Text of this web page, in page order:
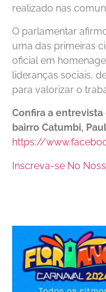
realizado nas
O parlamentar
uma das primeiras
oficial em
lideranças sociais,
para valorizar o
Confira a
bairro Catumbi,
https://
Inscreva-se No